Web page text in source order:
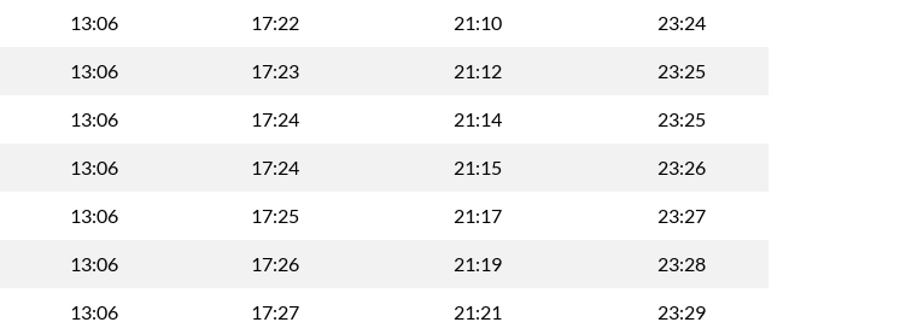
13:06 17:22 21:10 23:24
13:06 17:23 21:12 23:25
13:06 17:24 21:14 23:25
13:06 17:24 21:15 23:26
13:06 17:25 21:17 23:27
13:06 17:26 21:19 23:28
13:06 17:27 21:21 23:29